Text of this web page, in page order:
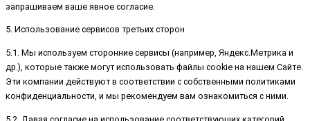
запрашиваем ваше явное согласие.
5. Использование сервисов третьих сторон
5.1. Мы используем сторонние сервисы (например, Яндекс.Метрика и
др.), которые также могут использовать файлы cookie на нашем Сайте.
Эти компании действуют в соответствии с собственными политиками
конфиденциальности, и мы рекомендуем вам ознакомиться с ними.
5.2. Давая согласие на использование соответствующих категорий